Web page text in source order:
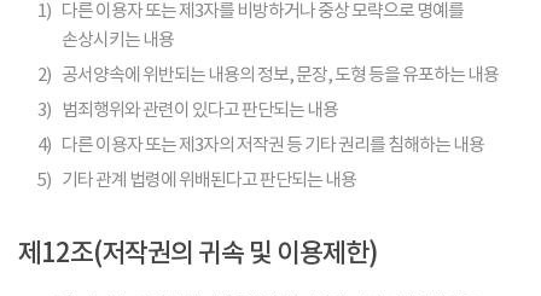
1) 다른 이용자 또는 제3자를 비방하거나 중상 모략으로 명예를
손상시키는 내용
2) 공서양속에 위반되는 내용의 정보, 문장, 도형 등을 유포하는 내용
3)
범죄행위와 관련이 있다고 판단되는 내용
4) 다른 이용자 또는 제3자의 저작권 등 기타 권리를 침해하는 내용
5) 기타 관계 법령에 위배된다고 판단되는 내용
제12조(저작권의 귀속 및 이용제한)